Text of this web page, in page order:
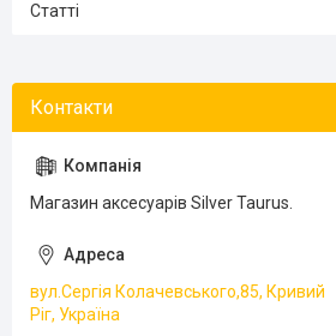
Статті
Магазин аксесуарів Silver Taurus.
вул.Сергія Колачевського,85, Кривий
Ріг, Україна